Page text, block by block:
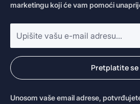
marketingu koji će vam pomoći
E-
mail
adresa
*
Pretplatite se
Unosom vaše email adrese,